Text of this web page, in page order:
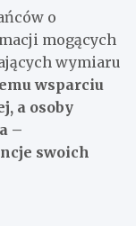
o
mogących
wymiaru
wsparciu
a osoby
–
swoich